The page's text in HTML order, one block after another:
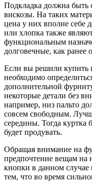
Подкладка должна быть
вискозы. На таких
цена у них вполне себе
или хлопка также
функциональным
долговечные, как ранее
Если вы решили купить
необходимо
дополнительной
некоторые детали без
например, низ пальто
совсем свободным.
середины. Тогда куртка
будет продувать.
Обращая внимание на
предпочтение вещам
кнопки в данном случае
тем, что во время